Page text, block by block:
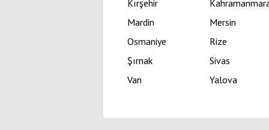
Kırşehir
Mardin
Mersin
Osmaniye
Rize
Şırnak
Sivas
Van
Yalova